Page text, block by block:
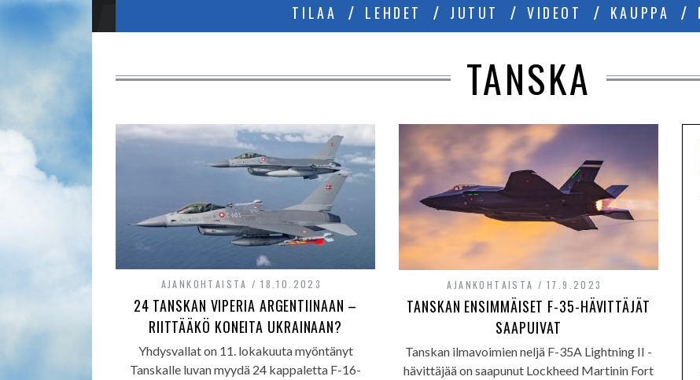
TILAA LEHDET JUTUT VIDEOT KAUPPA
TANSKA
AJANKOHTAISTA 18.10.2023
24 TANSKAN VIPERIA ARGENTIINAAN –
RIITTÄÄKÖ KONEITA UKRAINAAN?
Yhdysvallat on 11. lokakuuta myöntänyt
Tanskalle luvan myydä 24 kappaletta F-16-
AJANKOHTAISTA 17.9.2023
TANSKAN ENSIMMÄISET F-35-HÄVITTÄJÄT
SAAPUIVAT
Tanskan ilmavoimien neljä F-35A Lightning II -
hävittäjää on saapunut Lockheed Martinin Fort